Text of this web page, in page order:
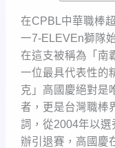
在CPBL中華職棒
一7-ELEVEn獅隊
在這支被稱為「南
一位最具代表性的
克」高國慶絕對是
者，更是台灣職棒
詞，從2004年以
辦引退賽，高國慶